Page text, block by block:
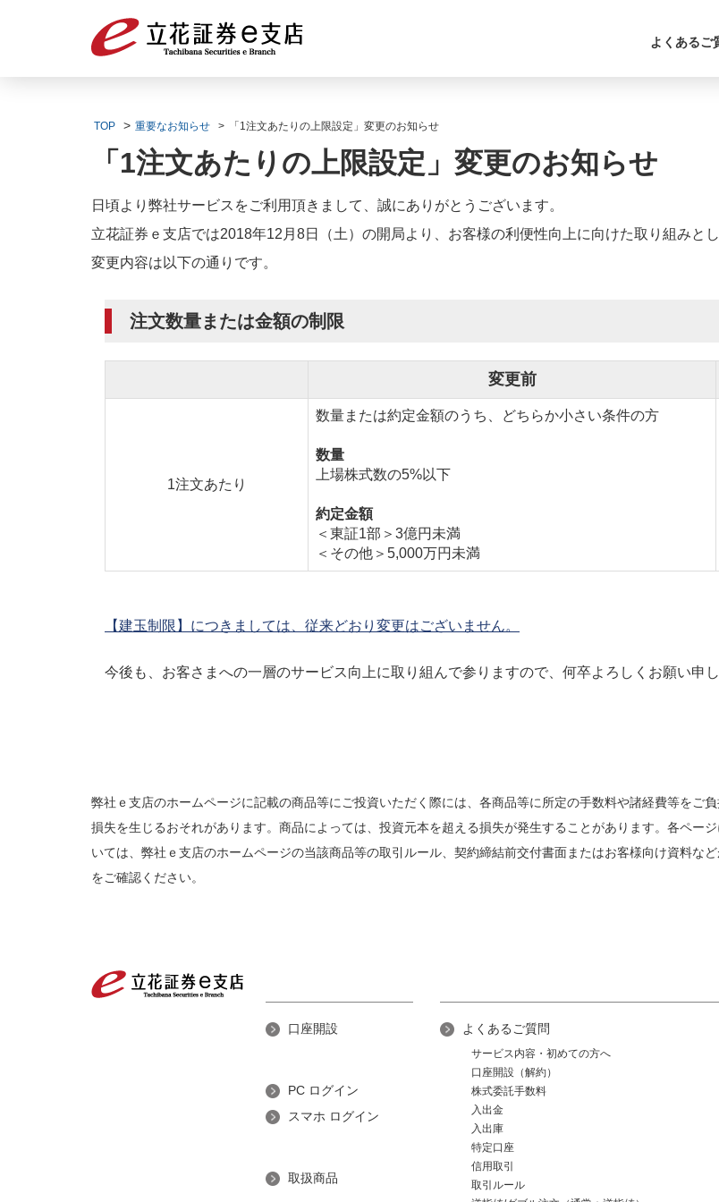
よくあるご
TOP 重要なお知らせ 「1注文あたりの上限設定」変更のお知らせ
「1注文あたりの上限設定」変更のお知らせ
日頃より弊社サービスをご利用頂きまして、誠にありがとうございます。
立花証券ｅ支店では2018年12月8日（土）の開局より、お客様の利便性向上に向けた取り組みと
変更内容は以下の通りです。
注文数量または金額の制限
変更前
1注文あたり
数量または約定金額のうち、どちらか小さい条件の方
数量
上場株式数の5%以下
約定金額
＜東証1部＞3億円未満
＜その他＞5,000万円未満
【建玉制限】につきましては、従来どおり変更はございません。
今後も、お客さまへの一層のサービス向上に取り組んで参りますので、何卒よろしくお願い申し
弊社ｅ支店のホームページに記載の商品等にご投資いただく際には、各商品等に所定の手数料や諸経費等をご
損失を生じるおそれがあります。商品によっては、投資元本を超える損失が発生することがあります。各ペー
いては、弊社ｅ支店のホームページの当該商品等の取引ルール、契約締結前交付書面またはお客様向け資料な
をご確認ください。
口座開設
PC ログイン
スマホ ログイン
取扱商品
よくあるご質問
サービス内容・初めての方へ
口座開設（解約）
株式委託手数料
入出金
入出庫
特定口座
信用取引
取引ルール